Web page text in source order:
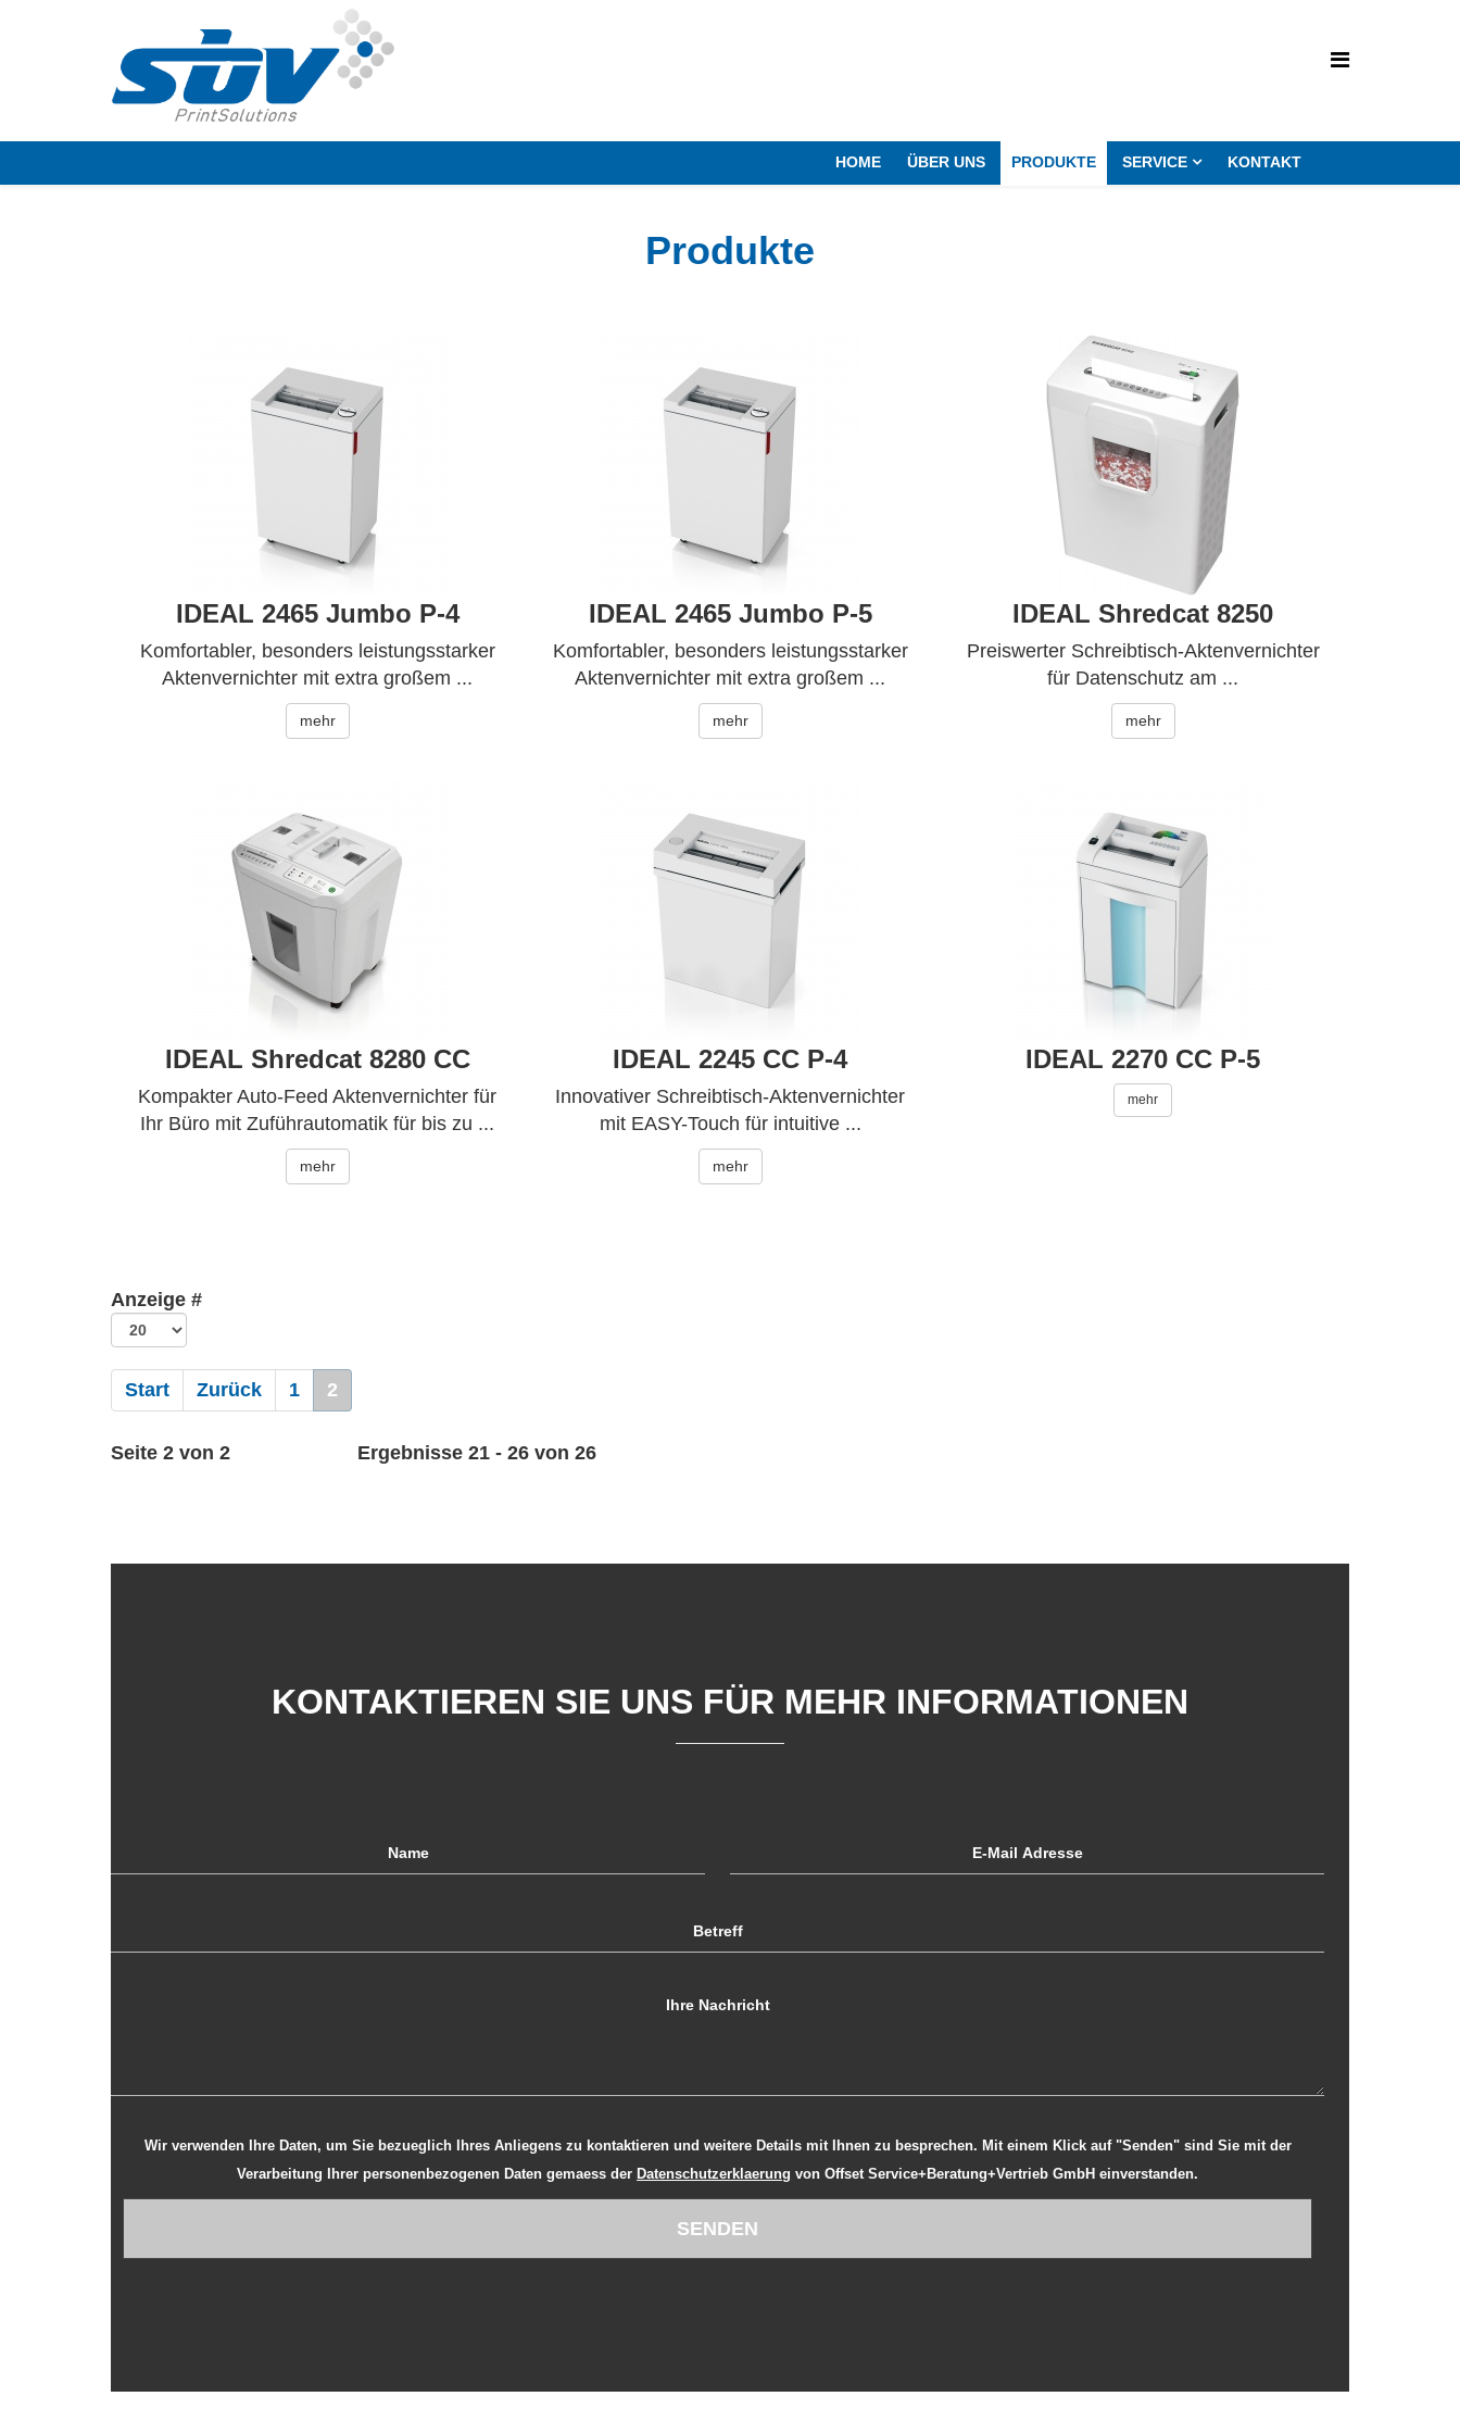
HOME ÜBER UNS PRODUKTE SERVICE KONTAKT
Produkte
IDEAL 2465 Jumbo P-4
Komfortabler, besonders leistungsstarker
Aktenvernichter mit extra großem ...
mehr
IDEAL 2465 Jumbo P-5
Komfortabler, besonders leistungsstarker
Aktenvernichter mit extra großem ...
mehr
IDEAL Shredcat 8250
Preiswerter Schreibtisch-Aktenvernichter
für Datenschutz am ...
mehr
IDEAL Shredcat 8280 CC
Kompakter Auto-Feed Aktenvernichter für
Ihr Büro mit Zuführautomatik für bis zu ...
mehr
IDEAL 2245 CC P-4
Innovativer Schreibtisch-Aktenvernichter
mit EASY-Touch für intuitive ...
mehr
IDEAL 2270 CC P-5
mehr
Anzeige #
Start Zurück 1 2
Seite 2 von 2 Ergebnisse 21 - 26 von 26
KONTAKTIEREN SIE UNS FÜR MEHR INFORMATIONEN
Wir verwenden Ihre Daten, um Sie bezueglich Ihres Anliegens zu kontaktieren und weitere Details mit Ihnen zu besprechen. Mit einem Klick auf "Senden" sind Sie mit der
Verarbeitung Ihrer personenbezogenen Daten gemaess der Datenschutzerklaerung von Offset Service+Beratung+Vertrieb GmbH einverstanden.
SENDEN